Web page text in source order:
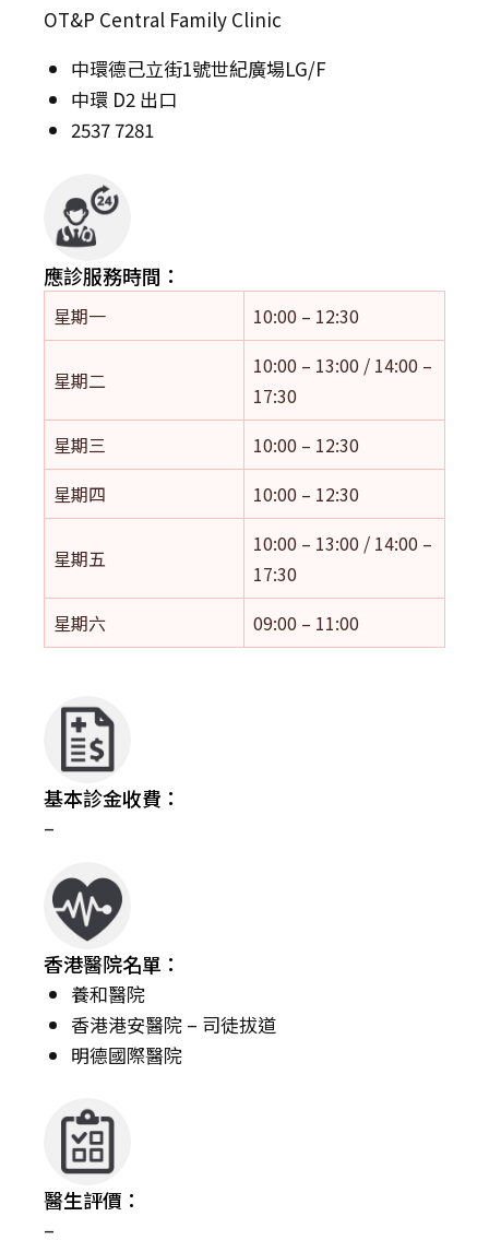
OT&P Central Family Clinic
中環德己立街1號世紀廣場LG/F
中環 D2 出口
2537 7281
應診服務時間：
星期一 10:00 – 12:30
星期二
10:00 – 13:00 / 14:00 –
17:30
星期三
10:00 – 12:30
星期四
10:00 – 12:30
星期五
10:00 – 13:00 / 14:00 –
17:30
星期六
09:00 – 11:00
基本診金收費：
–
香港醫院名單：
養和醫院
香港港安醫院 – 司徒拔道
明德國際醫院
醫生評價：
–